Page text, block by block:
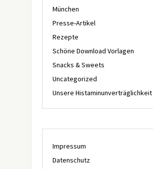
München
Presse-Artikel
Rezepte
Schöne Download Vorlagen
Snacks & Sweets
Uncategorized
Unsere Histaminunverträglichkeit
Impressum
Datenschutz